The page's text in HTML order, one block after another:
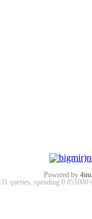
Powered by
queries, spending